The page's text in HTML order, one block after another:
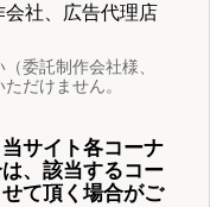
社、広告代理店
委託制作会社様、
だけません。
サイト各コーナ
、該当するコー
て頂く場合がご